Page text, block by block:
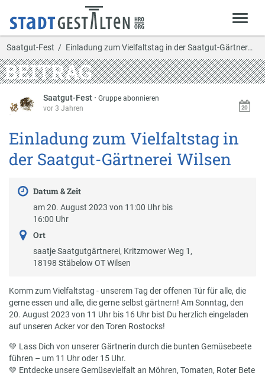
Saatgut-Fest Einladung zum Vielfaltstag in der Saatgut-Gärtner…
BEITRAG
Saatgut-Fest ·Gruppe abonnieren
vor 3 Jahren
Einladung zum Vielfaltstag in
der Saatgut-Gärtnerei Wilsen
Datum & Zeit
am 20. August 2023 von 11:00 Uhr bis
16:00 Uhr
Ort
saatje Saatgutgärtnerei, Kritzmower Weg 1,
18198 Stäbelow OT Wilsen
Komm zum Vielfaltstag - unserem Tag der offenen Tür für alle, die
gerne essen und alle, die gerne selbst gärtnern! Am Sonntag, den
20. August 2023 von 11 Uhr bis 16 Uhr bist Du herzlich eingeladen
auf unseren Acker vor den Toren Rostocks!
💚 Lass Dich von unserer Gärtnerin durch die bunten Gemüsebeete
führen – um 11 Uhr oder 15 Uhr.
💚 Entdecke unsere Gemüsevielfalt an Möhren, Tomaten, Roter Bete